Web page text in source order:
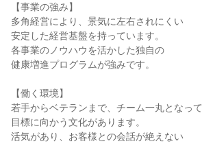
【事業の強み】
多角経営により、景気に左右されにくい
安定した経営基盤を持っています。
各事業のノウハウを活かした独自の
健康増進プログラムが強みです。
【働く環境】
若手からベテランまで、チーム一丸となって
目標に向かう文化があります。
活気があり、お客様との会話が絶えない